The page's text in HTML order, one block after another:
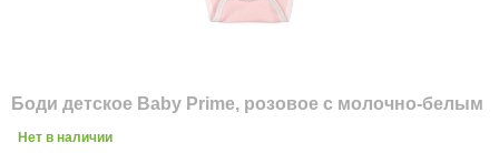
Боди детское Baby Prime, розовое с молочно-белым
Нет в наличии